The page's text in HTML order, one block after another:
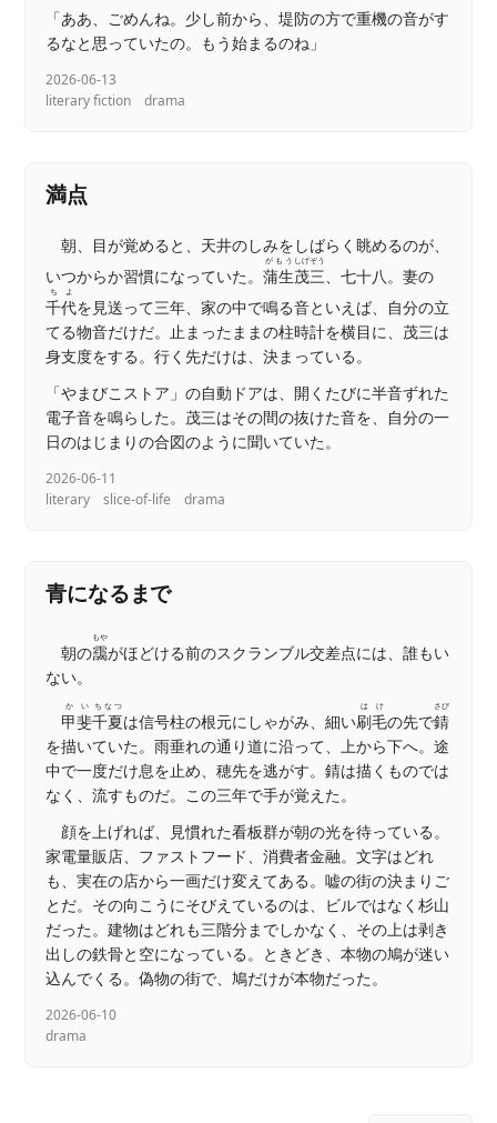
「ああ、ごめんね。少し前から、堤防の方で重機の音がす
るなと思っていたの。もう始まるのね」
2026-06-13
literary fiction
drama
満点
朝、目が覚めると、天井のしみをしばらく眺めるのが、
いつからか習慣になっていた。蒲生
がもう
茂三
しげぞう
、七十八。妻の
千代
ちよ
を見送って三年、家の中で鳴る音といえば、自分の立
てる物音だけだ。止まったままの柱時計を横目に、茂三は
身支度をする。行く先だけは、決まっている。
「やまびこストア」の自動ドアは、開くたびに半音ずれた
電子音を鳴らした。茂三はその間の抜けた音を、自分の一
日のはじまりの合図のように聞いていた。
2026-06-11
literary
slice-of-life drama
青になるまで
朝の靄
もや
がほどける前のスクランブル交差点には、誰もい
ない。
甲斐
かい
千夏
ちなつ
は信号柱の根元にしゃがみ、細い刷毛
はけ
の先で錆
さび
を描いていた。雨垂れの通り道に沿って、上から下へ。途
中で一度だけ息を止め、穂先を逃がす。錆は描くものでは
なく、流すものだ。この三年で手が覚えた。
顔を上げれば、見慣れた看板群が朝の光を待っている。
家電量販店、ファストフード、消費者金融。文字はどれ
も、実在の店から一画だけ変えてある。嘘の街の決まりご
とだ。その向こうにそびえているのは、ビルではなく杉山
だった。建物はどれも三階分までしかなく、その上は剥き
出しの鉄骨と空になっている。ときどき、本物の鳩が迷い
込んでくる。偽物の街で、鳩だけが本物だった。
2026-06-10
drama